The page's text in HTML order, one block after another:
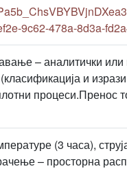
9c62-478a-8d3a-
– аналитички
и
(3 часа),
– просторна